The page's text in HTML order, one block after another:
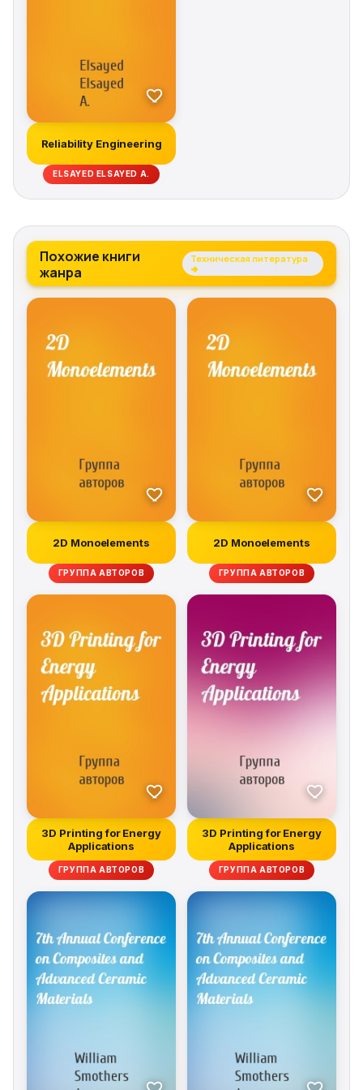
systems, mechanical, and electrical engineering
programs.
Reliability Engineering
ELSAYED ELSAYED A.
Похожие книги
жанра
Техническая литература
→
2D Monoelements
ГРУППА АВТОРОВ
2D Monoelements
ГРУППА АВТОРОВ
3D Printing for Energy
Applications
ГРУППА АВТОРОВ
3D Printing for Energy
Applications
ГРУППА АВТОРОВ